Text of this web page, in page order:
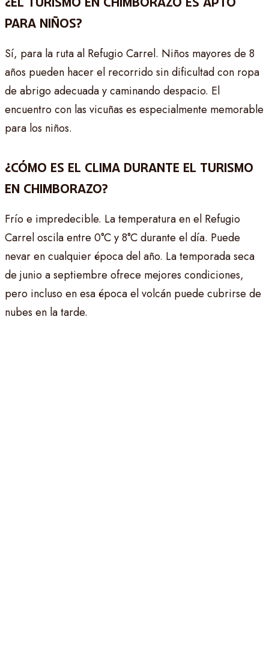
PARA NIÑOS?
Sí, para la ruta al Refugio Carrel. Niños mayores de 8
años pueden hacer el recorrido sin dificultad con ropa
de abrigo adecuada y caminando despacio. El
encuentro con las vicuñas es especialmente memorable
para los niños.
¿CÓMO ES EL CLIMA DURANTE EL TURISMO
EN CHIMBORAZO?
Frío e impredecible. La temperatura en el Refugio
Carrel oscila entre 0°C y 8°C durante el día. Puede
nevar en cualquier época del año. La temporada seca
de junio a septiembre ofrece mejores condiciones,
pero incluso en esa época el volcán puede cubrirse de
nubes en la tarde.